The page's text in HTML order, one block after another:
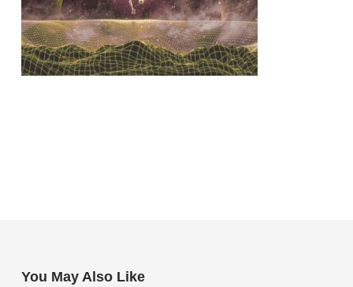
You May Also Like